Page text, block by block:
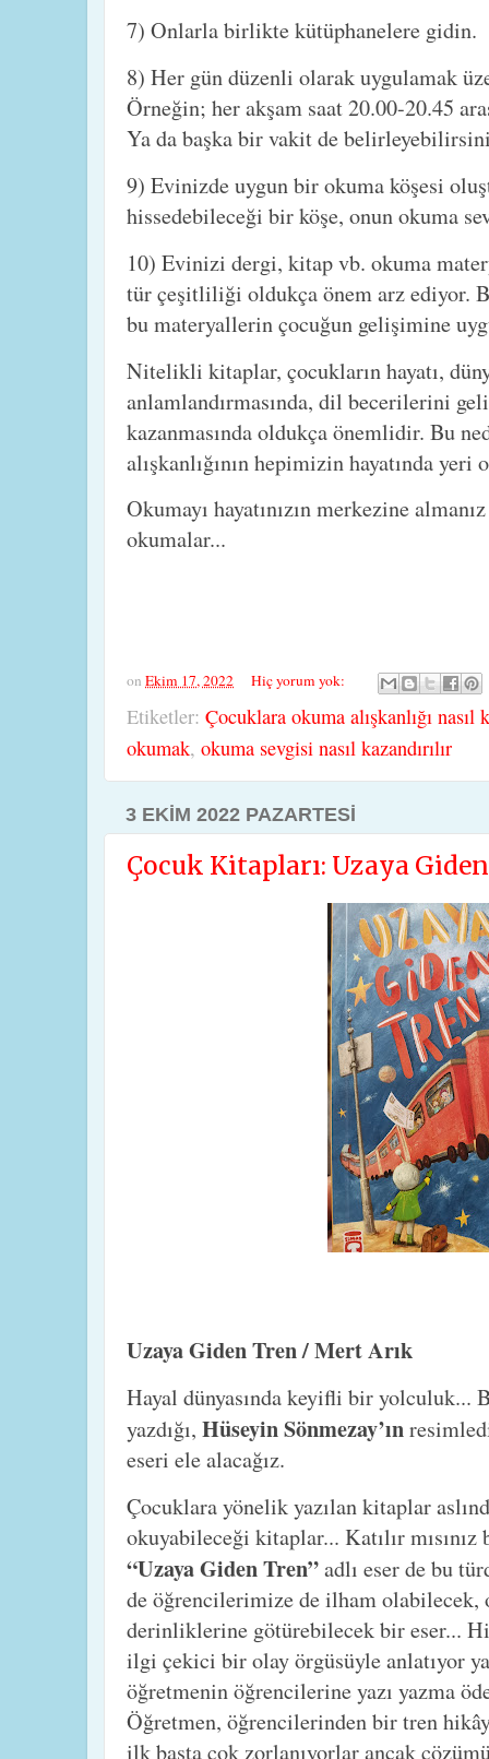
7) Onlarla birlikte kütüphanelere gidin.
8) Her gün düzenli olarak uygulamak
Örneğin; her akşam saat 20.00-20.45
Ya da başka bir vakit de
9) Evinizde uygun bir okuma köşesi
hissedebileceği bir köşe, onun okuma
10) Evinizi dergi, kitap vb. okuma
tür çeşitliliği oldukça önem arz ediyor.
bu materyallerin çocuğun gelişimine
Nitelikli kitaplar, çocukların hayatı,
anlamlandırmasında, dil becerilerini
kazanmasında oldukça önemlidir. Bu
alışkanlığının hepimizin hayatında yeri
Okumayı hayatınızın merkezine
okumalar...
on Ekim 17, 2022 Hiç yorum yok:
Etiketler: Çocuklara okuma alışkanlığı nasıl
okumak, okuma sevgisi nasıl kazandırılır
3 EKIM 2022 PAZARTESI
Çocuk Kitapları: Uzaya
Uzaya Giden Tren / Mert Arık
Hayal dünyasında keyifli bir yolculuk...
yazdığı, Hüseyin Sönmezay’ın
eseri ele alacağız.
Çocuklara yönelik yazılan kitaplar
okuyabileceği kitaplar... Katılır
“Uzaya Giden Tren”adlı eser de bu
de öğrencilerimize de ilham olabilecek,
derinliklerine götürebilecek bir eser...
ilgi çekici bir olay örgüsüyle anlatıyor
öğretmenin öğrencilerine yazı yazma
Öğretmen, öğrencilerinden bir tren
ilk başta çok zorlanıyorlar ancak